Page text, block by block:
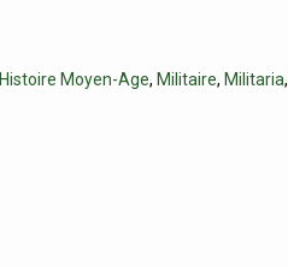
Histoire Moyen-Age, Militaire, Militaria,